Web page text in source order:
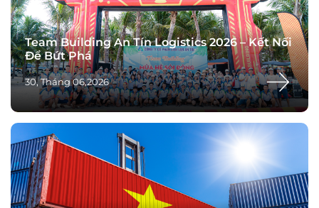
Team Building An Tín Logistics 2026 – Kết Nối
Để Bứt Phá
30, Tháng 06,2026